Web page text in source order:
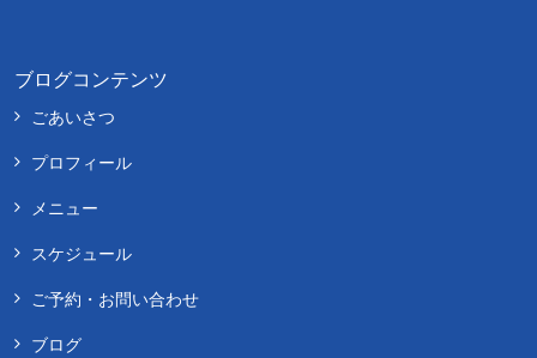
ブログコンテンツ
ごあいさつ
プロフィール
メニュー
スケジュール
ご予約・お問い合わせ
ブログ